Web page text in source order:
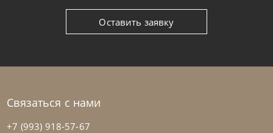
Оставить заявку
Связаться с нами
+7 (993) 918-57-67